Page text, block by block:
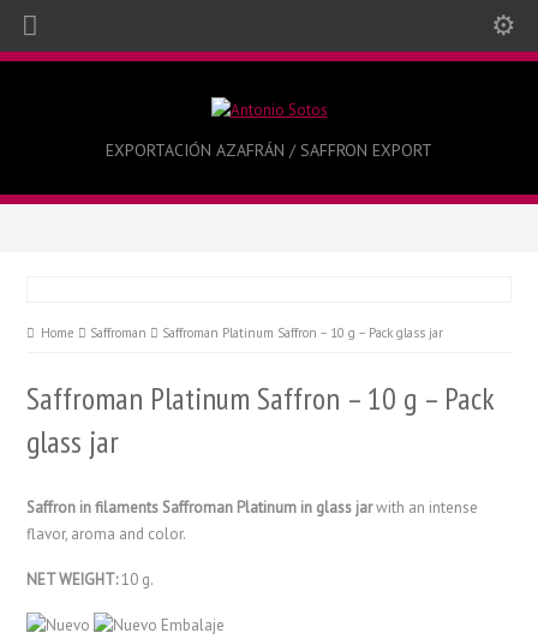
EXPORTACIÓN AZAFRÁN / SAFFRON EXPORT
Home Saffroman Saffroman Platinum Saffron – 10 g – Pack glass jar
Saffroman Platinum Saffron – 10 g – Pack
glass jar
Saffron in filaments Saffroman Platinum in glass jarwith an intense
flavor, aroma and color.
NET WEIGHT:10 g.